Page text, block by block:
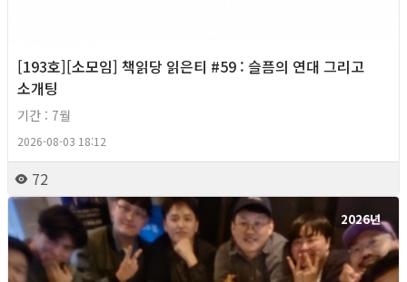
[193호][소모임] 책읽당 읽은티 #59 : 슬픔의 연대 그리고
소개팅
기간 : 7월
2026-08-03 18:12
72
2026년